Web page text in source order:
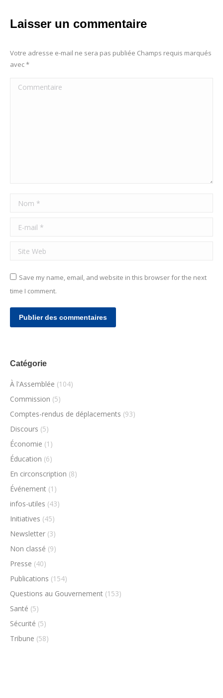
Laisser un commentaire
Votre adresse e-mail ne sera pas publiée Champs requis marqués
avec*
Commentaire
Nom *
E-mail *
Site Web
Save my name, email, and website in this browser for the next
time I comment.
Publier des commentaires
Catégorie
À l'Assemblée (104)
Commission (5)
Comptes-rendus de déplacements (93)
Discours (5)
Économie (1)
Éducation (6)
En circonscription (8)
Événement (1)
infos-utiles (43)
Initiatives (45)
Newsletter (3)
Non classé (9)
Presse (40)
Publications (154)
Questions au Gouvernement (153)
Santé (5)
Sécurité (5)
Tribune (58)